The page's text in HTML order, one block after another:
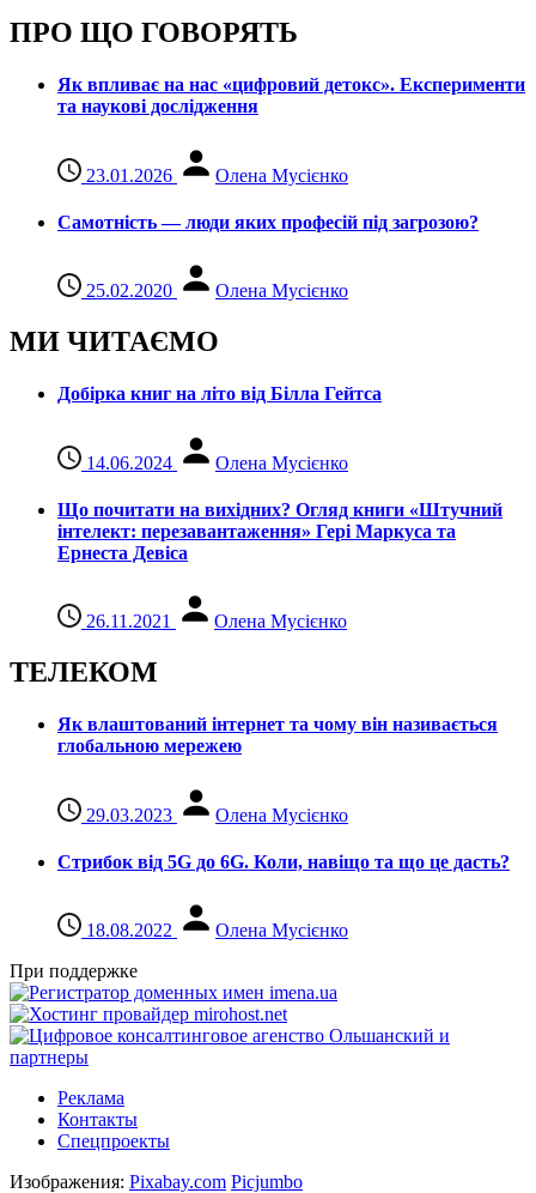
ПРО ЩО ГОВОРЯТЬ
Як впливає на нас «цифровий детокс». Експерименти
та наукові дослідження
23.01.2026 Олена Мусієнко
Самотність — люди яких професій під загрозою?
25.02.2020 Олена Мусієнко
МИ ЧИТАЄМО
Добірка книг на літо від Білла Гейтса
14.06.2024 Олена Мусієнко
Що почитати на вихідних? Огляд книги «Штучний
інтелект: перезавантаження» Гері Маркуса та
Ернеста Девіса
26.11.2021 Олена Мусієнко
ТЕЛЕКОМ
Як влаштований інтернет та чому він називається
глобальною мережею
29.03.2023 Олена Мусієнко
Стрибок від 5G до 6G. Коли, навіщо та що це даcть?
18.08.2022
Олена Мусієнко
При поддержке
Реклама
Контакты
Спецпроекты
Изображения: Pixabay.com Picjumbo